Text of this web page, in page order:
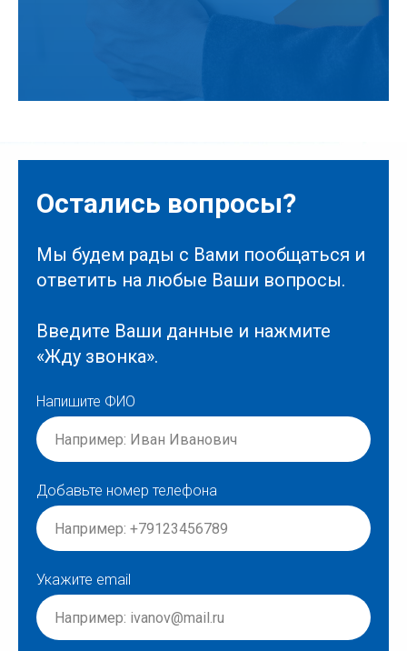
Остались вопросы?
Мы будем рады с Вами пообщаться и
ответить на любые Ваши вопросы.
Введите Ваши данные и нажмите
«Жду звонка».
Напишите ФИО
Добавьте номер телефона
Укажите email